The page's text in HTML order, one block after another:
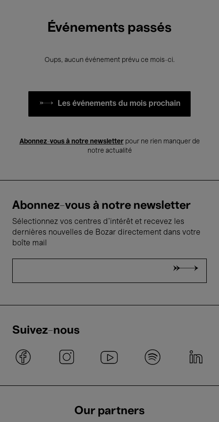
Événements passés
Oups, aucun événement prévu ce mois-ci.
Les événements du mois prochain
Abonnez-vous à notre newsletterpour ne rien manquer de
notre actualité
Abonnez-vous à notre newsletter
Sélectionnez vos centres d'intérêt et recevez les
dernières nouvelles de Bozar directement dans votre
boîte mail
Suivez-nous
Our partners